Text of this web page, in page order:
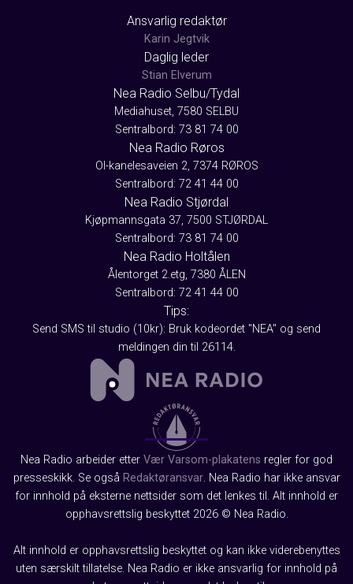
Ansvarlig redaktør
Karin Jegtvik
Daglig leder
Stian Elverum
Nea Radio Selbu/Tydal
Mediahuset, 7580 SELBU
Sentralbord: 73 81 74 00
Nea Radio Røros
Ol-kanelesaveien 2, 7374 RØROS
Sentralbord: 72 41 44 00
Nea Radio Stjørdal
Kjøpmannsgata 37, 7500 STJØRDAL
Sentralbord: 73 81 74 00
Nea Radio Holtålen
Ålentorget 2.etg, 7380 ÅLEN
Sentralbord: 72 41 44 00
Tips:
Send SMS til studio (10kr): Bruk kodeordet "NEA" og send
meldingen din til 26114.
Nea Radio arbeider etter Vær Varsom-plakatens regler for god
presseskikk. Se også Redaktøransvar. Nea Radio har ikke ansvar
for innhold på eksterne nettsider som det lenkes til. Alt innhold er
opphavsrettslig beskyttet 2026 © Nea Radio.
Alt innhold er opphavsrettslig beskyttet og kan ikke viderebenyttes
uten særskilt tillatelse. Nea Radio er ikke ansvarlig for innhold på